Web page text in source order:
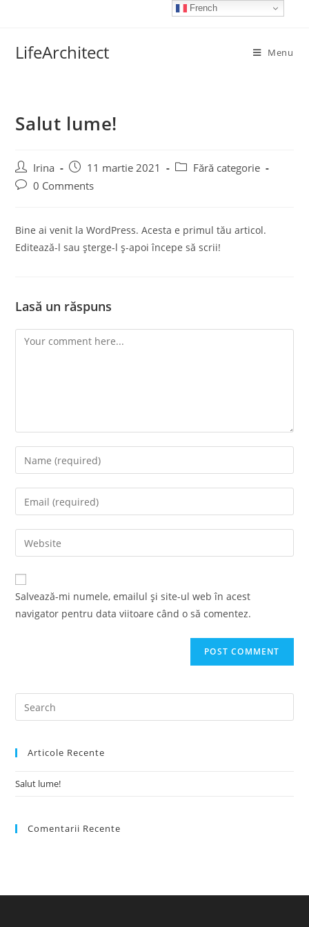
LifeArchitect Menu
Salut lume!
Post
author:
Irina
Post
published:
11 martie 2021
PostFără categorie
Post0 Comments
Bine ai venit la WordPress. Acesta e primul tău articol.
Editează-l sau șterge-l ș-apoi începe să scrii!
Lasă un răspuns
Comment
Enter
your
name
comment
Enter
your
email
address
comment
Enter
your
website
URL
Salvează-mi numele, emailul și site-ul web în acest
navigator pentru data viitoare când o să comentez.
Articole Recente
Salut lume!
Comentarii Recente
French